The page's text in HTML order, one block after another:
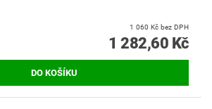
1 060 Kč bez DPH
1 282,60 Kč